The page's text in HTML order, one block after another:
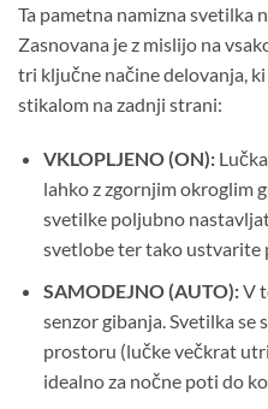
Ta pametna namizna svetilka
Zasnovana je z mislijo na
tri ključne načine delovanja,
stikalom na zadnji strani:
VKLOPLJENO (ON):
lahko z zgornjim okroglim
svetilke poljubno
svetlobe ter tako ustvarite
SAMODEJNO (AUTO):V
senzor gibanja. Svetilka se
prostoru (lučke večkrat
idealno za nočne poti do